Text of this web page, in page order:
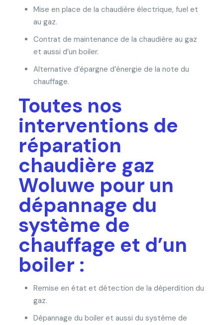
Mise en place de la chaudière électrique, fuel et
au gaz.
Contrat de maintenance de la chaudière au gaz
et aussi d’un boiler.
Alternative d’épargne d’énergie de la note du
chauffage.
Toutes nos
interventions de
réparation
chaudière gaz
Woluwe pour un
dépannage du
système de
chauffage et d’un
boiler :
Remise en état et détection de la déperdition du
gaz.
Dépannage du boiler et aussi du système de